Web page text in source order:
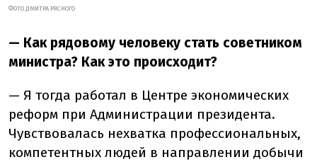
ФОТО ДМИТРА РЯСНОГО
— Как рядовому человеку стать советником
министра? Как это происходит?
— Я тогда работал в Центре экономических
реформ при Администрации президента.
Чувствовалась нехватка профессиональных,
компетентных людей в направлении добычи